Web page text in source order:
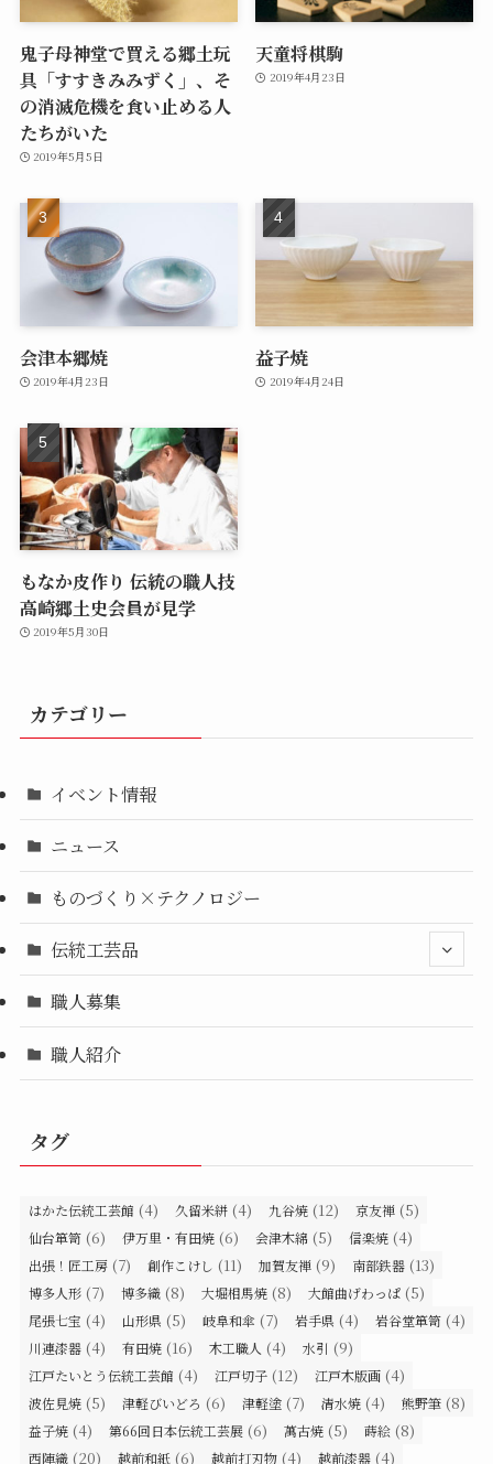
鬼子母神堂で買える郷土玩
具「すすきみみずく」、そ
の消滅危機を食い止める人
たちがいた
2019年5月5日
天童将棋駒
2019年4月23日
会津本郷焼
2019年4月23日
益子焼
2019年4月24日
もなか皮作り 伝統の職人技
高崎郷土史会員が見学
2019年5月30日
カテゴリー
イベント情報
ニュース
ものづくり×テクノロジー
伝統工芸品
職人募集
職人紹介
タグ
はかた伝統工芸館 (4) 久留米絣 (4) 九谷焼 (12) 京友禅 (5)
仙台箪笥 (6) 伊万里・有田焼 (6) 会津木綿 (5) 信楽焼 (4)
出張！匠工房 (7) 創作こけし (11) 加賀友禅 (9) 南部鉄器 (13)
博多人形 (7) 博多織 (8) 大堀相馬焼 (8) 大館曲げわっぱ (5)
尾張七宝 (4) 山形県 (5) 岐阜和傘 (7) 岩手県 (4) 岩谷堂箪笥 (4)
川連漆器 (4) 有田焼 (16) 木工職人 (4) 水引 (9)
江戸たいとう伝統工芸館 (4) 江戸切子 (12) 江戸木版画 (4)
波佐見焼 (5) 津軽びいどろ (6) 津軽塗 (7) 清水焼 (4) 熊野筆 (8)
益子焼 (4) 第66回日本伝統工芸展 (6) 萬古焼 (5) 蒔絵 (8)
西陣織 (20) 越前和紙 (6) 越前打刃物 (4) 越前漆器 (4)